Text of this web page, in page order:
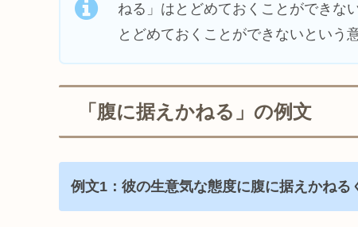
ねる」はとどめておくことができな
とどめておくことができないという
「腹に据えかねる」の例文
例文1： 彼の生意気な態度に腹に据えかねる